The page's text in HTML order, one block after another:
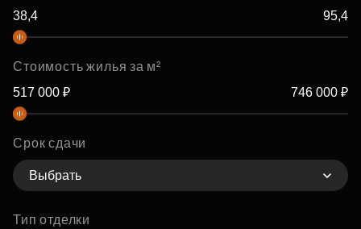
Стоимость жилья за м²
Срок сдачи
Выбрать
Тип отделки